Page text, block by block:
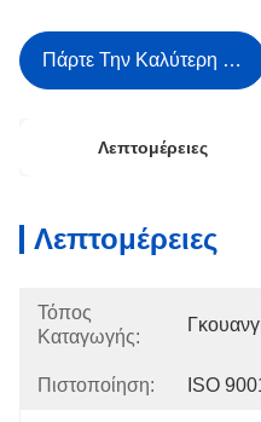
Πάρτε Την Καλύτερη Τιμή
Λεπτομέρειες
Λεπτομέρειες
Τόπος
Καταγωγής:
Πιστοποίηση: ISO